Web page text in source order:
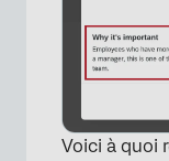
Voici à quoi